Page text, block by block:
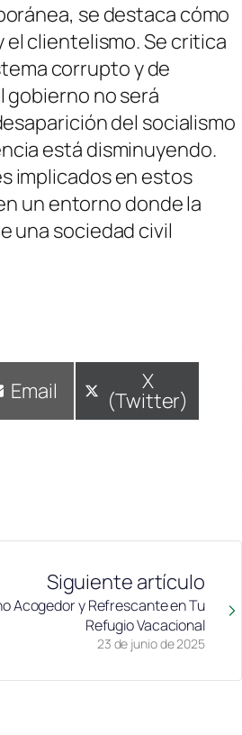
se destaca cómo
el clientelismo. Se critica
corrupto y de
gobierno no será
del socialismo
está disminuyendo.
implicados en estos
un entorno donde la
una sociedad civil
Compartir
Email Compartir
en
X
(Twitter)
Siguiente artículo
23 de junio de 2025
Acogedor y Refrescante en Tu
Refugio Vacacional